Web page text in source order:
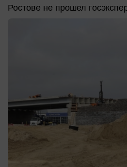
Ростове не прошел